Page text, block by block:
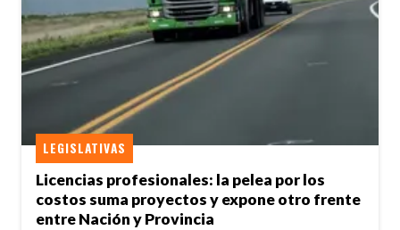
Licencias profesionales: la pelea por los
costos suma proyectos y expone otro frente
entre Nación y Provincia
LEGISLATIVAS